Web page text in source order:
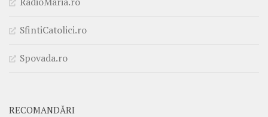
SfintiCatolici.ro
Spovada.ro
RECOMANDĂRI